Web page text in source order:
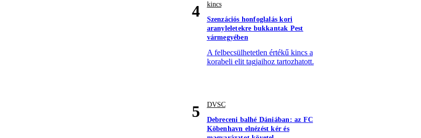
4
kincs
Szenzációs honfoglalás kori
aranyleletekre bukkantak Pest
vármegyében
A felbecsülhetetlen értékű kincs a
korabeli elit tagjaihoz tartozhatott.
5
DVSC
Debreceni balhé Dániában: az FC
Köbenhavn elnézést kér és